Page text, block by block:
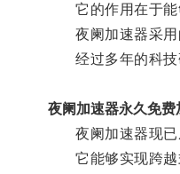
它的作用在于能
夜阑加速器采用
经过多年的科技
夜阑加速器永久免费
夜阑加速器现已
它能够实现跨越